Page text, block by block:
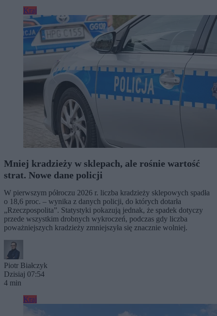
Kraj
Mniej kradzieży w sklepach, ale rośnie wartość
strat. Nowe dane policji
W pierwszym półroczu 2026 r. liczba kradzieży sklepowych spadła
o 18,6 proc. – wynika z danych policji, do których dotarła
„Rzeczpospolita”. Statystyki pokazują jednak, że spadek dotyczy
przede wszystkim drobnych wykroczeń, podczas gdy liczba
poważniejszych kradzieży zmniejszyła się znacznie wolniej.
Piotr Białczyk
Dzisiaj 07:54
4 min
Kraj